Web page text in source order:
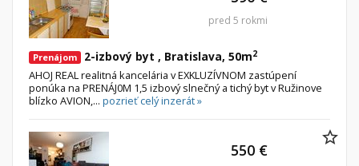
Prenájom 2-izbový byt , Bratislava, 50m2
AHOJ REAL realitná kancelária v EXKLUZÍVNOM zastúpení
ponúka na PRENÁJ0M 1,5 izbový slnečný a tichý byt v Ružinove
blízko AVION,... pozrieť celý inzerát »
pred 5 rokmi
550 €